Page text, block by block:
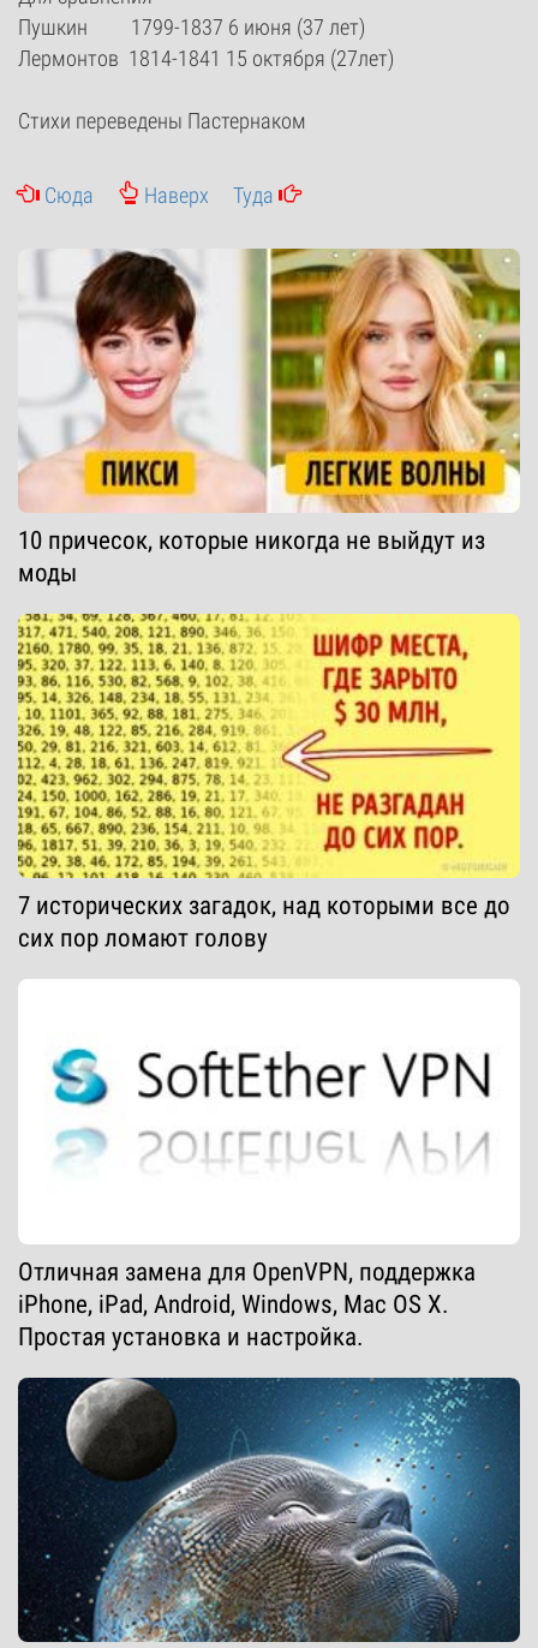
Пушкин 1799-1837 6 июня (37 лет)
Лермонтов 1814-1841 15 октября (27лет)
Стихи переведены Пастернаком
Сюда Наверх Туда
10 причесок, которые никогда не выйдут из
моды
7 исторических загадок, над которыми все до
сих пор ломают голову
Отличная замена для OpenVPN, поддержка
iPhone, iPad, Android, Windows, Mac OS X.
Простая установка и настройка.